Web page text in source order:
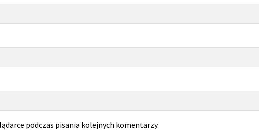
podczas pisania kolejnych komentarzy.